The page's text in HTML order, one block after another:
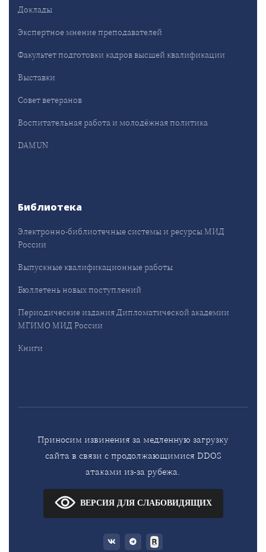
Доклады
Экспертное мнение преподавателей
Факультет подготовки кадров высшей квалификации
Выставки
Совет ветеранов
Воспитательная работа и молодёжная политика
DAMUN
Библиотека
Электронно-библиотечные системы и ресурсы МИД
России
Выпускные квалификационные работы
Бюллетень новых поступлений
Периодические издания Дипломатической академии
МГИМО МИД России
Книги
Приносим извинения за медленную загрузку
сайта в связи с продолжающимися DDOS
атаками из-за рубежа.
ВЕРСИЯ ДЛЯ СЛАБОВИДЯЩИХ